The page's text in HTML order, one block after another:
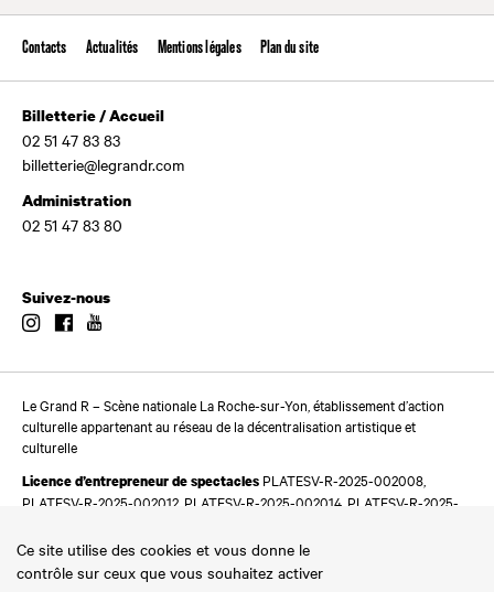
Contacts Actualités Mentions légales Plan du site
Billetterie / Accueil
02 51 47 83 83
billetterie@legrandr.com
Administration
02 51 47 83 80
Suivez-nous
InstagramFacebook
Le Grand R – Scène nationale La Roche-sur-Yon, établissement d’action
culturelle appartenant au réseau de la décentralisation artistique et
culturelle
Licence d’entrepreneur de spectacles PLATESV-R-2025-002008,
PLATESV-R-2025-002012, PLATESV-R-2025-002014, PLATESV-R-2025-
Ce site utilise des cookies et vous donne le
contrôle sur ceux que vous souhaitez activer